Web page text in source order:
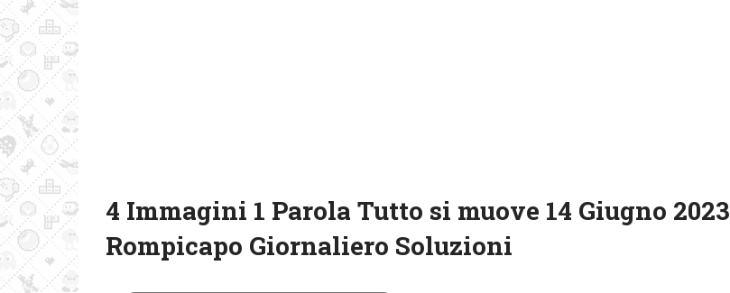
4 Immagini 1 Parola Tutto si muove 14 Giugno 2023
Rompicapo Giornaliero Soluzioni